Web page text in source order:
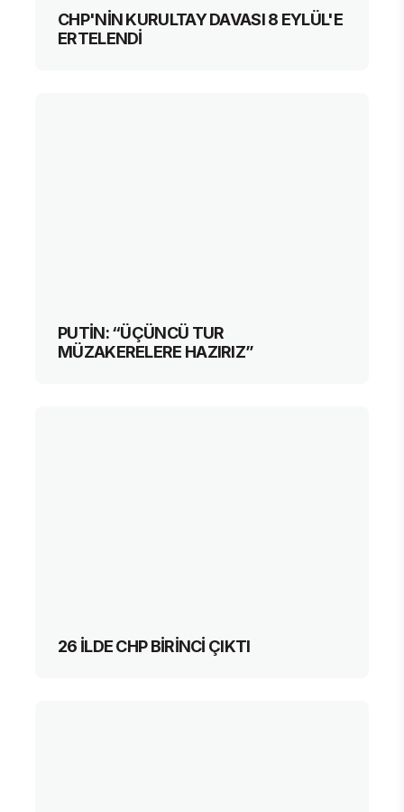
CHP'NİN KURULTAY DAVASI 8 EYLÜL'E
ERTELENDİ
PUTİN: “ÜÇÜNCÜ TUR
MÜZAKERELERE HAZIRIZ”
26 İLDE CHP BİRİNCİ ÇIKTI